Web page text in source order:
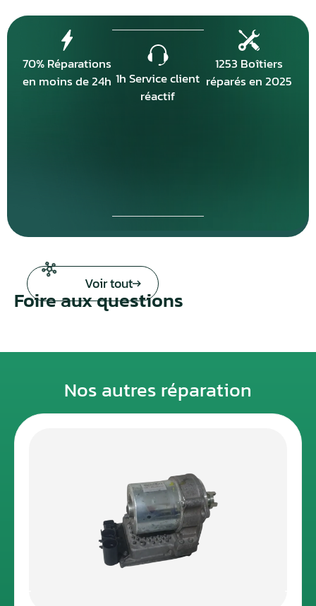
70% Réparations
en moins de 24h 1h Service client
réactif
1253 Boîtiers
réparés en 2025
Voir tout
Foire aux questions
Nos autres réparation